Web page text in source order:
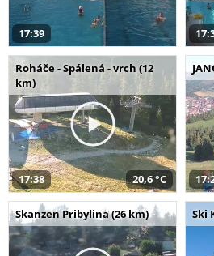
17:39
Roháče - Spálená - vrch (12
km)
17:38 20,6 °C
Skanzen Pribylina (26 km) Ski